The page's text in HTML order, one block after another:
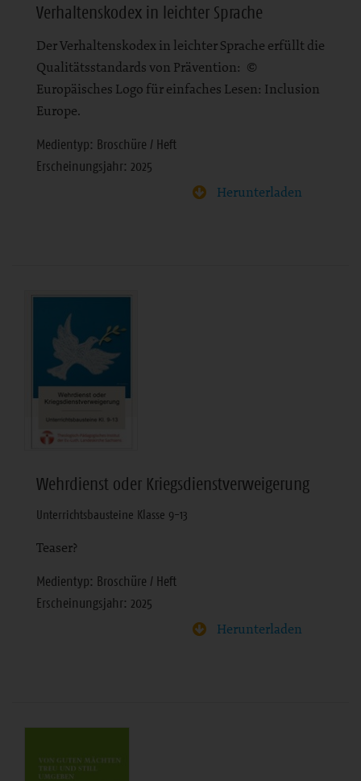
Verhaltenskodex in leichter Sprache
Der Verhaltenskodex in leichter Sprache erfüllt die
Qualitätsstandards von Prävention: ©
Europäisches Logo für einfaches Lesen: Inclusion
Europe.
Medientyp: Broschüre / Heft
Erscheinungsjahr: 2025
Herunterladen
Wehrdienst oder Kriegsdienstverweigerung
Unterrichtsbausteine Klasse 9-13
Teaser?
Medientyp: Broschüre / Heft
Erscheinungsjahr: 2025
Herunterladen